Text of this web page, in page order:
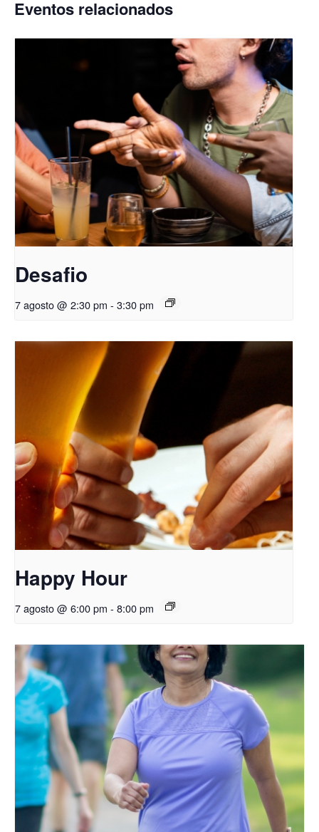
Eventos relacionados
Desafio
7 agosto @ 2:30 pm - 3:30 pm
Happy Hour
7 agosto @ 6:00 pm - 8:00 pm